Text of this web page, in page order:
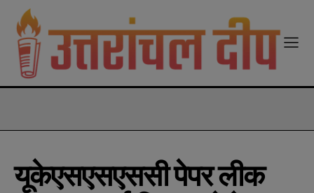
यूकेएसएसएससी पेपर लीक